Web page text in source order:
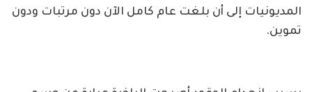
المديونيات إلى أن بلغت عام كامل الآن دون مرتبات ودون
تموين.